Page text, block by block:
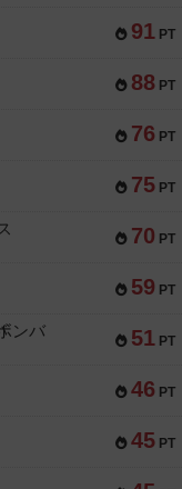
91 PT
88 PT
76 PT
75 PT
70 PT
59 PT
51 PT
ンバ
46 PT
45 PT